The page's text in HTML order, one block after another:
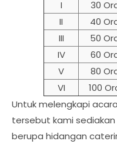
I
30
II
40
III
50
IV
60
V
80
VI
100
Untuk melengkapi
tersebut kami
berupa hidangan